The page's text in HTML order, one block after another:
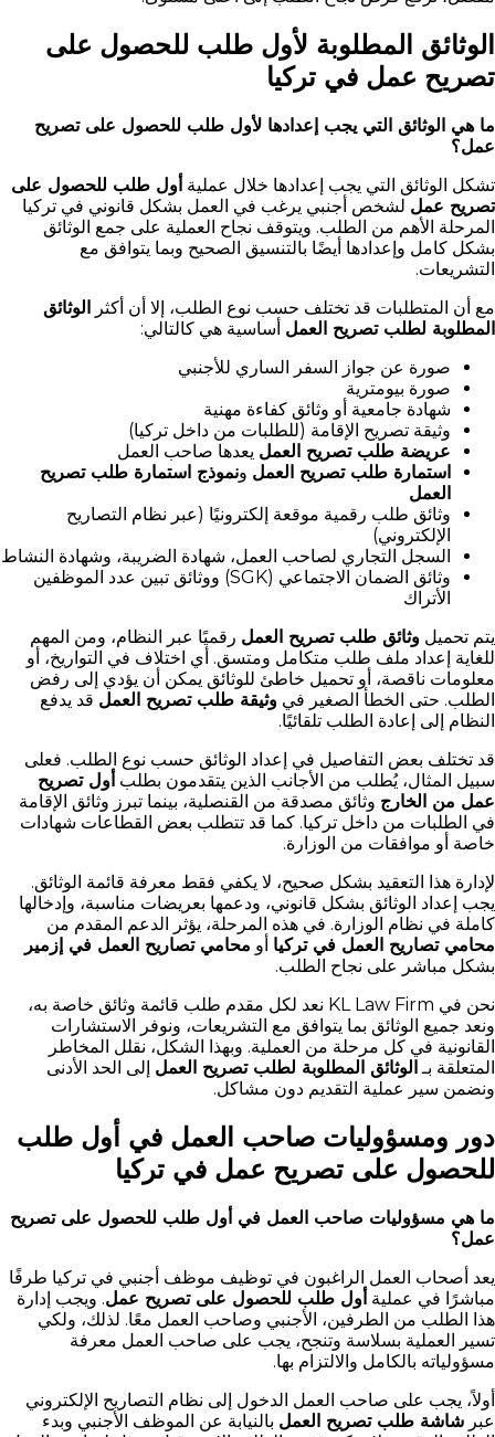
الوثائق المطلوبة لأول طلب للحصول على
تصريح عمل في تركيا
ما هي الوثائق التي يجب إعدادها لأول طلب للحصول على تصريح
عمل؟
تشكل الوثائق التي يجب إعدادها خلال عملية أول طلب للحصول على
تصريح عمل لشخص أجنبي يرغب في العمل بشكل قانوني في تركيا
المرحلة الأهم من الطلب. ويتوقف نجاح العملية على جمع الوثائق
بشكل كامل وإعدادها أيضًا بالتنسيق الصحيح وبما يتوافق مع
التشريعات.
مع أن المتطلبات قد تختلف حسب نوع الطلب، إلا أن أكثر الوثائق
المطلوبة لطلب تصريح العمل أساسية هي كالتالي:
صورة عن جواز السفر الساري للأجنبي
صورة بيومترية
شهادة جامعية أو وثائق كفاءة مهنية
وثيقة تصريح الإقامة (للطلبات من داخل تركيا)
عريضة طلب تصريح العمل يعدها صاحب العمل
استمارة طلب تصريح العمل ونموذج استمارة طلب تصريح
العمل
وثائق طلب رقمية موقعة إلكترونيًا (عبر نظام التصاريح
الإلكتروني)
السجل التجاري لصاحب العمل، شهادة الضريبة، وشهادة النشاط
وثائق الضمان الاجتماعي (SGK) ووثائق تبين عدد الموظفين
الأتراك
يتم تحميل وثائق طلب تصريح العمل رقميًا عبر النظام، ومن المهم
للغاية إعداد ملف طلب متكامل ومتسق. أي اختلاف في التواريخ، أو
معلومات ناقصة، أو تحميل خاطئ للوثائق يمكن أن يؤدي إلى رفض
الطلب. حتى الخطأ الصغير في وثيقة طلب تصريح العمل قد يدفع
النظام إلى إعادة الطلب تلقائيًا.
قد تختلف بعض التفاصيل في إعداد الوثائق حسب نوع الطلب. فعلى
سبيل المثال، يُطلب من الأجانب الذين يتقدمون بطلب أول تصريح
عمل من الخارج وثائق مصدقة من القنصلية، بينما تبرز وثائق الإقامة
في الطلبات من داخل تركيا. كما قد تتطلب بعض القطاعات شهادات
خاصة أو موافقات من الوزارة.
لإدارة هذا التعقيد بشكل صحيح، لا يكفي فقط معرفة قائمة الوثائق.
يجب إعداد الوثائق بشكل قانوني، ودعمها بعريضات مناسبة، وإدخالها
كاملة في نظام الوزارة. في هذه المرحلة، يؤثر الدعم المقدم من
محامي تصاريح العمل في تركيا أو محامي تصاريح العمل في إزمير
بشكل مباشر على نجاح الطلب.
نحن في KL Law Firm نعد لكل مقدم طلب قائمة وثائق خاصة به،
ونعد جميع الوثائق بما يتوافق مع التشريعات، ونوفر الاستشارات
القانونية في كل مرحلة من العملية. وبهذا الشكل، نقلل المخاطر
المتعلقة بـالوثائق المطلوبة لطلب تصريح العمل إلى الحد الأدنى
ونضمن سير عملية التقديم دون مشاكل.
دور ومسؤوليات صاحب العمل في أول طلب
للحصول على تصريح عمل في تركيا
ما هي مسؤوليات صاحب العمل في أول طلب للحصول على تصريح
عمل؟
يعد أصحاب العمل الراغبون في توظيف موظف أجنبي في تركيا طرفًا
مباشرًا في عملية أول طلب للحصول على تصريح عمل. ويجب إدارة
هذا الطلب من الطرفين، الأجنبي وصاحب العمل معًا. لذلك، ولكي
تسير العملية بسلاسة وتنجح، يجب على صاحب العمل معرفة
مسؤولياته بالكامل والالتزام بها.
أولاً، يجب على صاحب العمل الدخول إلى نظام التصاريح الإلكتروني
عبر شاشة طلب تصريح العمل بالنيابة عن الموظف الأجنبي وبدء